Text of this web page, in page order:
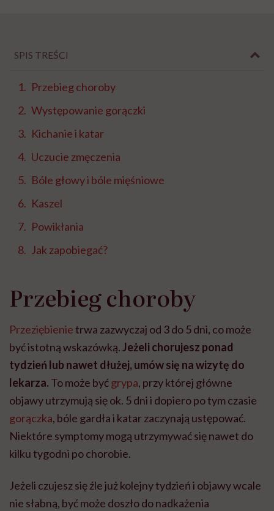
SPIS TREŚCI
Przebieg choroby
Występowanie gorączki
Kichanie i katar
Uczucie zmęczenia
Bóle głowy i bóle mięśniowe
Kaszel
Powikłania
Jak zapobiegać?
Przebieg choroby
Przeziębienietrwa zazwyczaj od 3 do 5 dni, co może
być istotną wskazówką.Jeżeli chorujesz ponad
tydzień lub nawet dłużej, umów się na wizytę do
lekarza. To może byćgrypa, przy której główne
objawy utrzymują się ok. 5 dni i dopiero po tym czasie
gorączka, bóle gardła i katar zaczynają ustępować.
Niektóre symptomy mogą utrzymywać się nawet do
kilku tygodni po chorobie.
Jeżeli czujesz się źle już kolejny tydzień i objawy wcale
nie słabną, być może doszło do nadkażenia